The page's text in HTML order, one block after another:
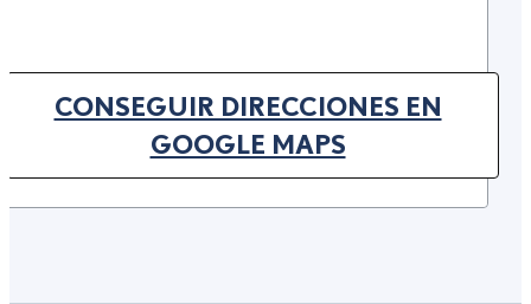
CONSEGUIR DIRECCIONES EN
GOOGLE MAPS(OPENS IN NEW TAB)